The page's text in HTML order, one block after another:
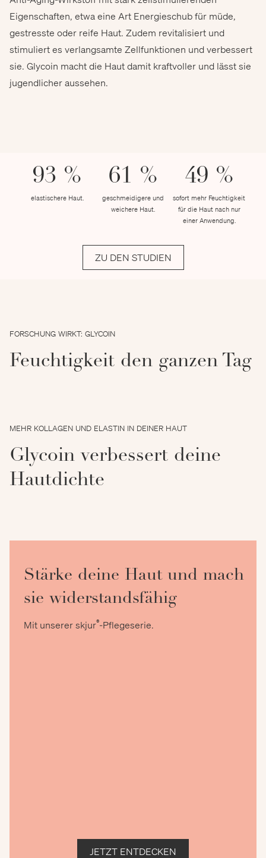
Eigenschaften, etwa eine Art Energieschub für müde,
gestresste oder reife Haut. Zudem revitalisiert und
stimuliert es verlangsamte Zellfunktionen und verbessert
sie. Glycoin macht die Haut damit kraftvoller und lässt sie
jugendlicher aussehen.
93 %
elastischere Haut.
61 %
geschmeidigere und
weichere Haut.
49 %
sofort mehr Feuchtigkeit
für die Haut nach nur
einer Anwendung.
ZU DEN STUDIEN
FORSCHUNG WIRKT: GLYCOIN
Feuchtigkeit den ganzen Tag
MEHR KOLLAGEN UND ELASTIN IN DEINER HAUT
Glycoin verbessert deine
Hautdichte
Stärke deine Haut und mach
sie widerstandsfähig
Mit unserer skjur®-Pflegeserie.
JETZT ENTDECKEN